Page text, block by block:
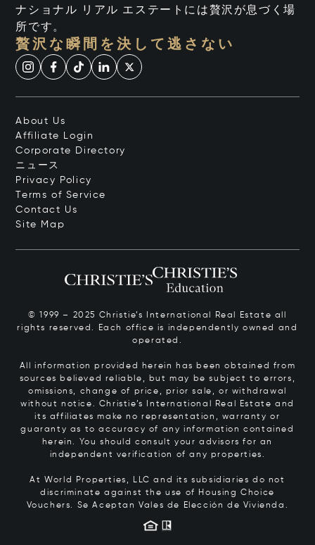
ナショナル リアル エステートには贅沢が息づく場
所です。
贅沢な瞬間を決して逃さない
About Us
Affiliate Login
Corporate Directory
ニュース
Privacy Policy
Terms of Service
Contact Us
Site Map
© 1999 – 2025 Christie’s International Real Estate all
rights reserved. Each office is independently owned and
operated.
All information provided herein has been obtained from
sources believed reliable, but may be subject to errors,
omissions, change of price, prior sale, or withdrawal
without notice. Christie’s International Real Estate and
its affiliates make no representation, warranty or
guaranty as to accuracy of any information contained
herein. You should consult your advisors for an
independent verification of any properties.
At World Properties, LLC and its subsidiaries do not
discriminate against the use of Housing Choice
Vouchers. Se Aceptan Vales de Elección de Vivienda.